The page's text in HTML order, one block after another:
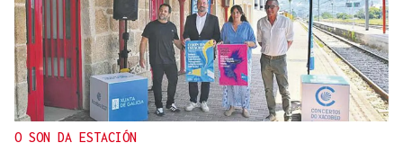
O SON DA ESTACIÓN